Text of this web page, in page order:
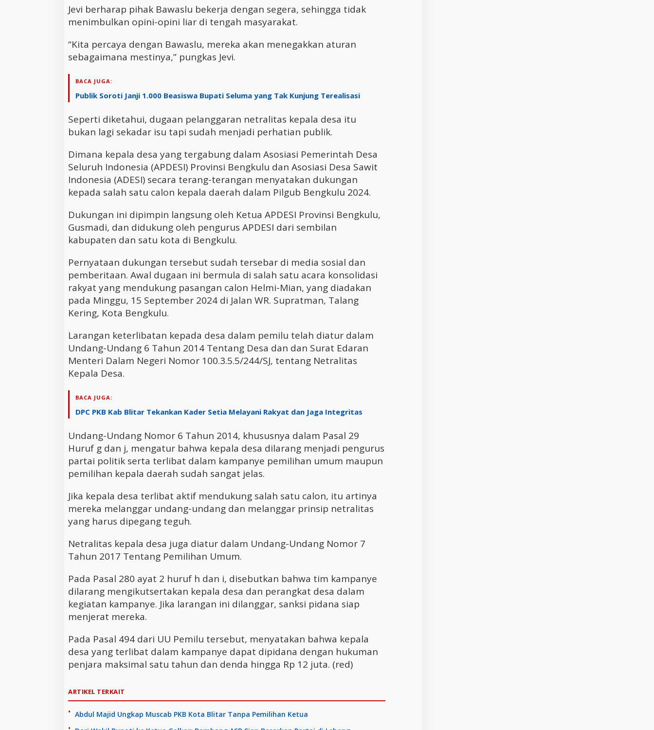
Jevi berharap pihak Bawaslu bekerja dengan segera, sehingga tidak
menimbulkan opini-opini liar di tengah masyarakat.
“Kita percaya dengan Bawaslu, mereka akan menegakkan aturan
sebagaimana mestinya,” pungkas Jevi.
BACA JUGA:
Publik Soroti Janji 1.000 Beasiswa Bupati Seluma yang Tak Kunjung Terealisasi
Seperti diketahui, dugaan pelanggaran netralitas kepala desa itu
bukan lagi sekadar isu tapi sudah menjadi perhatian publik.
Dimana kepala desa yang tergabung dalam Asosiasi Pemerintah Desa
Seluruh Indonesia (APDESI) Provinsi Bengkulu dan Asosiasi Desa Sawit
Indonesia (ADESI) secara terang-terangan menyatakan dukungan
kepada salah satu calon kepala daerah dalam Pilgub Bengkulu 2024.
Dukungan ini dipimpin langsung oleh Ketua APDESI Provinsi Bengkulu,
Gusmadi, dan didukung oleh pengurus APDESI dari sembilan
kabupaten dan satu kota di Bengkulu.
Pernyataan dukungan tersebut sudah tersebar di media sosial dan
pemberitaan. Awal dugaan ini bermula di salah satu acara konsolidasi
rakyat yang mendukung pasangan calon Helmi-Mian, yang diadakan
pada Minggu, 15 September 2024 di Jalan WR. Supratman, Talang
Kering, Kota Bengkulu.
Larangan keterlibatan kepada desa dalam pemilu telah diatur dalam
Undang-Undang 6 Tahun 2014 Tentang Desa dan dan Surat Edaran
Menteri Dalam Negeri Nomor 100.3.5.5/244/SJ, tentang Netralitas
Kepala Desa.
BACA JUGA:
DPC PKB Kab Blitar Tekankan Kader Setia Melayani Rakyat dan Jaga Integritas
Undang-Undang Nomor 6 Tahun 2014, khususnya dalam Pasal 29
Huruf g dan j, mengatur bahwa kepala desa dilarang menjadi pengurus
partai politik serta terlibat dalam kampanye pemilihan umum maupun
pemilihan kepala daerah sudah sangat jelas.
Jika kepala desa terlibat aktif mendukung salah satu calon, itu artinya
mereka melanggar undang-undang dan melanggar prinsip netralitas
yang harus dipegang teguh.
Netralitas kepala desa juga diatur dalam Undang-Undang Nomor 7
Tahun 2017 Tentang Pemilihan Umum.
Pada Pasal 280 ayat 2 huruf h dan i, disebutkan bahwa tim kampanye
dilarang mengikutsertakan kepala desa dan perangkat desa dalam
kegiatan kampanye. Jika larangan ini dilanggar, sanksi pidana siap
menjerat mereka.
Pada Pasal 494 dari UU Pemilu tersebut, menyatakan bahwa kepala
desa yang terlibat dalam kampanye dapat dipidana dengan hukuman
penjara maksimal satu tahun dan denda hingga Rp 12 juta. (red)
ARTIKEL TERKAIT
Abdul Majid Ungkap Muscab PKB Kota Blitar Tanpa Pemilihan Ketua